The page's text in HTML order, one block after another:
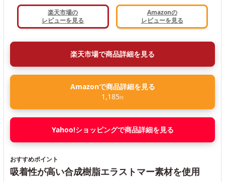
楽天市場の
レビューを見る
Amazonの
レビューを見る
楽天市場で商品詳細を見る
Amazonで商品詳細を見る
1,185円
Yahoo!ショッピングで商品詳細を見る
おすすめポイント
吸着性が高い合成樹脂エラストマー素材を使用